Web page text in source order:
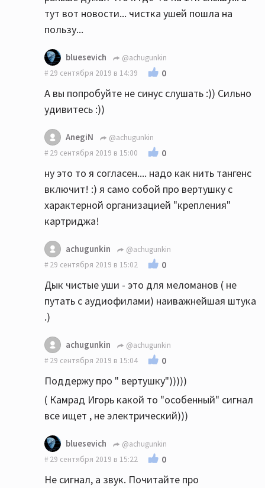
тут вот новости... чистка ушей пошла на
пользу...
bluesevich
@achugunkin
29 сентября 2019 в 14:39
0
А вы попробуйте не синус слушать :)) Сильно
удивитесь :))
AnegiN
@achugunkin
29 сентября 2019 в 15:00
0
ну это то я согласен.... надо как нить тангенс
включит! :) я само собой про вертушку с
характерной организацией "крепления"
картриджа!
achugunkin
@achugunkin
29 сентября 2019 в 15:02
0
Дык чистые уши - это для меломанов ( не
путать с аудиофилами) наиважнейшая штука
.)
achugunkin
@achugunkin
29 сентября 2019 в 15:04
0
Поддержу про " вертушку")))))
( Камрад Игорь какой то "особенный" сигнал
все ищет , не электрический)))
bluesevich
@achugunkin
29 сентября 2019 в 15:22
0
Не сигнал, а звук. Почитайте про